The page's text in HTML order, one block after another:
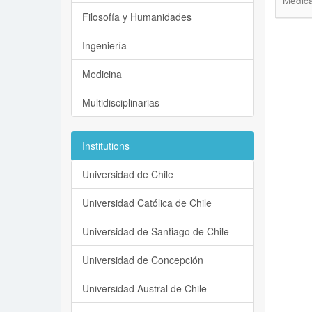
Filosofía y Humanidades
Ingeniería
Medicina
Multidisciplinarias
Institutions
Universidad de Chile
Universidad Católica de Chile
Universidad de Santiago de Chile
Universidad de Concepción
Universidad Austral de Chile